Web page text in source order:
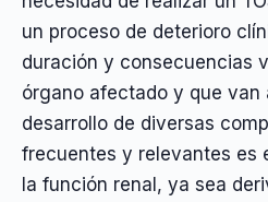
un proceso de deterioro
duración y consecuencias
órgano afectado y que van
desarrollo de diversas
frecuentes y relevantes es
la función renal, ya sea